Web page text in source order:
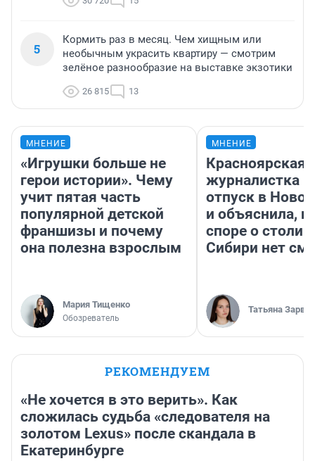
5
Кормить раз в месяц. Чем хищным или
необычным украсить квартиру — смотрим
зелёное разнообразие на выставке экзотики
26 815 13
МНЕНИЕ
«Игрушки больше не
герои истории». Чему
учит пятая часть
популярной детской
франшизы и почему
она полезна взрослым
Мария Тищенко
Обозреватель
МНЕНИЕ
Красноярская
журналистка
отпуск в
и объяснила,
споре о
Сибири нет
Татьяна Зарва
РЕКОМЕНДУЕМ
«Не хочется в это верить». Как
сложилась судьба «следователя на
золотом Lexus» после скандала в
Екатеринбурге